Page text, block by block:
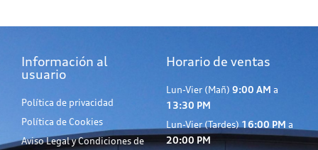
Información al
usuario
Política de privacidad
Política de Cookies
Aviso Legal y Condiciones de
Horario de ventas
Lun-Vier (Mañ) 9:00 AM a
13:30 PM
Lun-Vier (Tardes) 16:00 PM a
20:00 PM